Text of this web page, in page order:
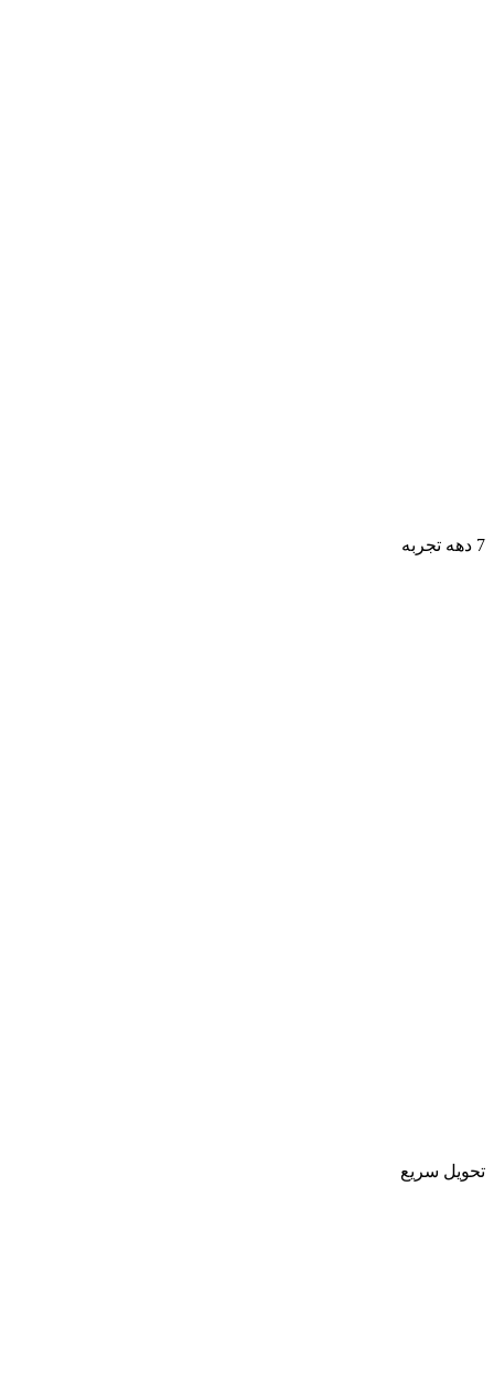
7 دهه تجربه
تحویل سریع